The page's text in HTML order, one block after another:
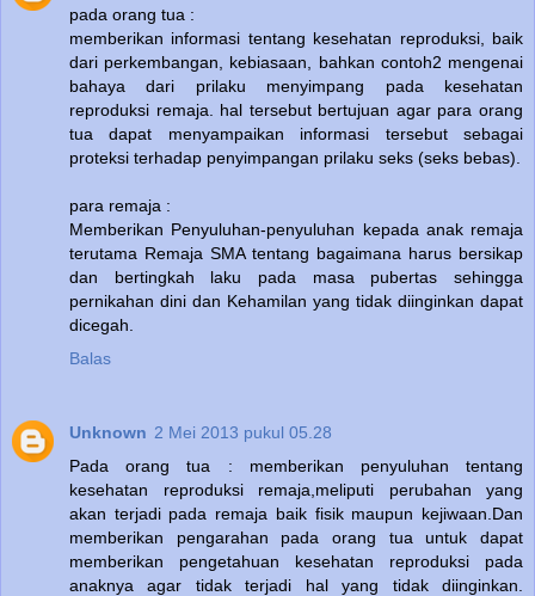
pada orang tua :
memberikan informasi tentang kesehatan reproduksi, baik
dari perkembangan, kebiasaan, bahkan contoh2 mengenai
bahaya dari prilaku menyimpang pada kesehatan
reproduksi remaja. hal tersebut bertujuan agar para orang
tua dapat menyampaikan informasi tersebut sebagai
proteksi terhadap penyimpangan prilaku seks (seks bebas).
para remaja :
Memberikan Penyuluhan-penyuluhan kepada anak remaja
terutama Remaja SMA tentang bagaimana harus bersikap
dan bertingkah laku pada masa pubertas sehingga
pernikahan dini dan Kehamilan yang tidak diinginkan dapat
dicegah.
Balas
Unknown 2 Mei 2013 pukul 05.28
Pada orang tua : memberikan penyuluhan tentang
kesehatan reproduksi remaja,meliputi perubahan yang
akan terjadi pada remaja baik fisik maupun kejiwaan.Dan
memberikan pengarahan pada orang tua untuk dapat
memberikan pengetahuan kesehatan reproduksi pada
anaknya agar tidak terjadi hal yang tidak diinginkan.